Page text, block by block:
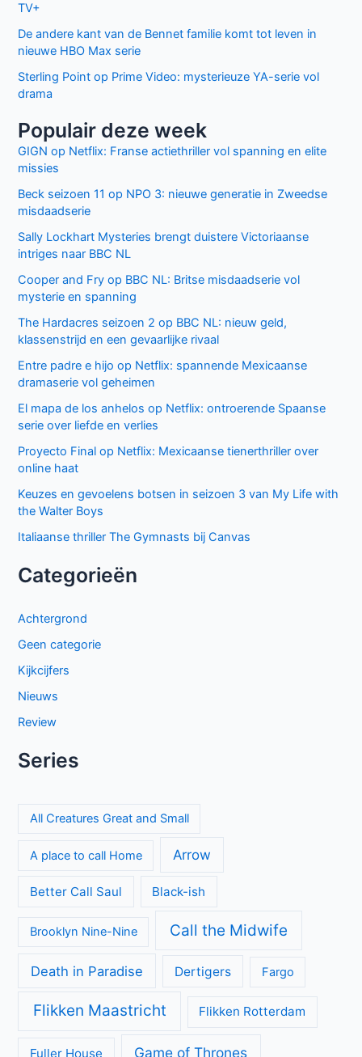
TV+
De andere kant van de Bennet familie komt tot leven in
nieuwe HBO Max serie
Sterling Point op Prime Video: mysterieuze YA-serie vol
drama
Populair deze week
GIGN op Netflix: Franse actiethriller vol spanning en elite
missies
Beck seizoen 11 op NPO 3: nieuwe generatie in Zweedse
misdaadserie
Sally Lockhart Mysteries brengt duistere Victoriaanse
intriges naar BBC NL
Cooper and Fry op BBC NL: Britse misdaadserie vol
mysterie en spanning
The Hardacres seizoen 2 op BBC NL: nieuw geld,
klassenstrijd en een gevaarlijke rivaal
Entre padre e hijo op Netflix: spannende Mexicaanse
dramaserie vol geheimen
El mapa de los anhelos op Netflix: ontroerende Spaanse
serie over liefde en verlies
Proyecto Final op Netflix: Mexicaanse tienerthriller over
online haat
Keuzes en gevoelens botsen in seizoen 3 van My Life with
the Walter Boys
Italiaanse thriller The Gymnasts bij Canvas
Categorieën
Achtergrond
Geen categorie
Kijkcijfers
Nieuws
Review
Series
All Creatures Great and Small
A place to call Home Arrow
Better Call Saul Black-ish
Brooklyn Nine-Nine Call the Midwife
Death in Paradise Dertigers Fargo
Flikken Maastricht Flikken Rotterdam
Fuller House Game of Thrones